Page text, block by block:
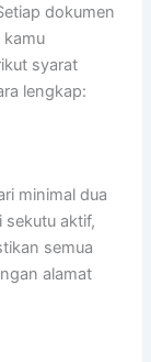
dokumen
kamu
syarat
lengkap:
minimal dua
sekutu aktif,
semua
alamat